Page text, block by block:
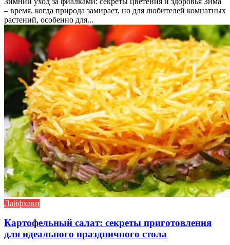
– время, когда природа замирает, но для любителей комнатных
растений, особенно для...
Лайфхаки
Картофельный салат: секреты приготовления
для идеального праздничного стола